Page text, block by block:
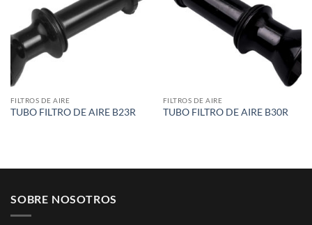
FILTROS DE AIRE
TUBO FILTRO DE AIRE B23R
FILTROS DE AIRE
TUBO FILTRO DE AIRE B30R
SOBRE NOSOTROS